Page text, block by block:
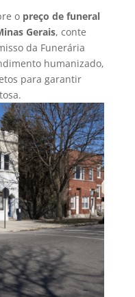
o preço de funeral
Gerais, conte
da Funerária
humanizado,
para garantir